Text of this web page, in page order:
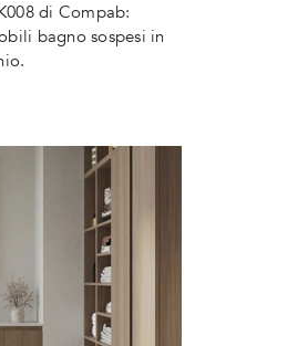
di Compab:
bagno sospesi in